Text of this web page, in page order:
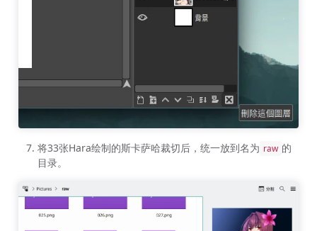
将33张Hara绘制的斯卡萨哈裁切后，统一放到名为 raw 的
目录。